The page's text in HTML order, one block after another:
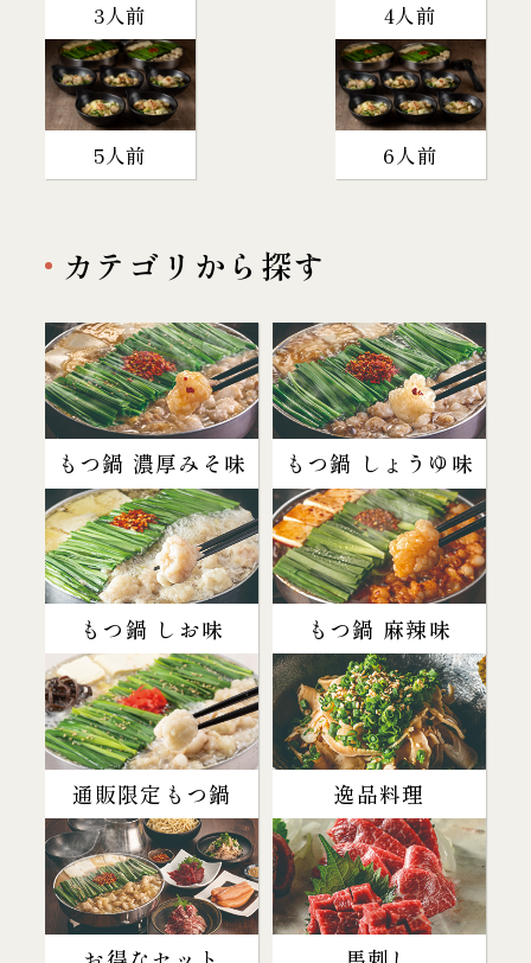
3人前 4人前
5人前 6人前
カテゴリから探す
もつ鍋 濃厚みそ味 もつ鍋 しょうゆ味
もつ鍋 しお味 もつ鍋 麻辣味
通販限定もつ鍋 逸品料理